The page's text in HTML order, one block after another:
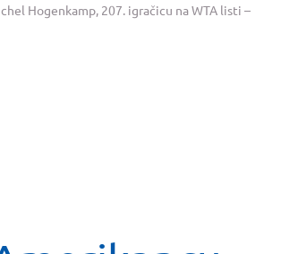
Hogenkamp, 207. igračicu na WTA listi –